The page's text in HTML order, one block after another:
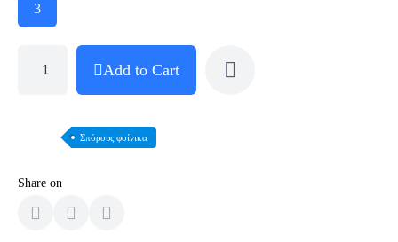
3
Add to Cart
Σπόρους φοίνικα
Share on